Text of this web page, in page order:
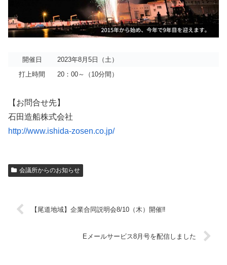
開催日
2023年8月5日（土）
打上時間
20：00～（10分間）
【お問合せ先】
石田造船株式会社
http://www.ishida-zosen.co.jp/
会議所からのお知らせ
【尾道地域】企業合同説明会8/10（木）開催‼
Eメールサービス8月号を配信しました